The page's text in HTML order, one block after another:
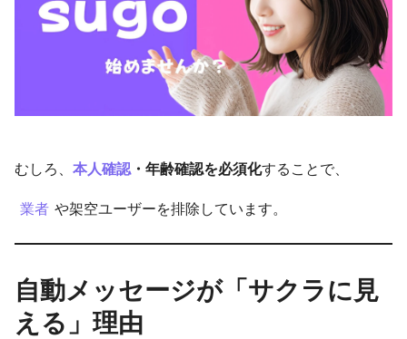
むしろ、 本人確認 ・年齢確認を必須化することで、
業者 や架空ユーザーを排除しています。
自動メッセージが「サクラに見
える」理由